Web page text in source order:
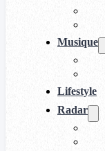
Musique
Lifestyle
Radar